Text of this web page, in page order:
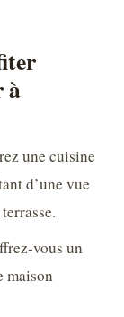
à
une cuisine
d’une vue
vous un
maison